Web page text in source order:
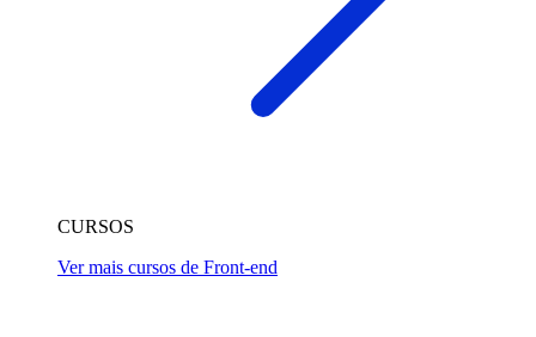
CURSOS
Ver mais cursos de Front-end